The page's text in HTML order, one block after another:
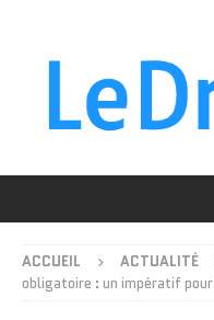
ACCUEIL ACTUALITÉ
obligatoire : un impératif